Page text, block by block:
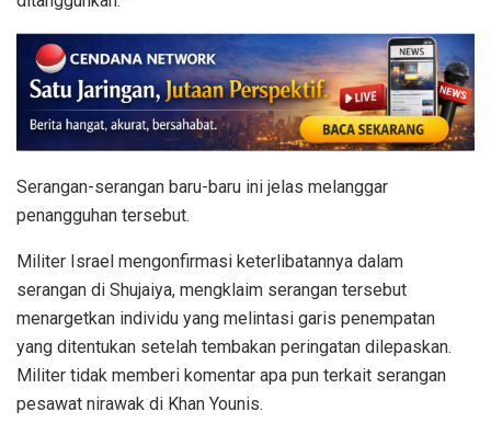
Serangan-serangan baru-baru ini jelas melanggar
penangguhan tersebut.
Militer Israel mengonfirmasi keterlibatannya dalam
serangan di Shujaiya, mengklaim serangan tersebut
menargetkan individu yang melintasi garis penempatan
yang ditentukan setelah tembakan peringatan dilepaskan.
Militer tidak memberi komentar apa pun terkait serangan
pesawat nirawak di Khan Younis.